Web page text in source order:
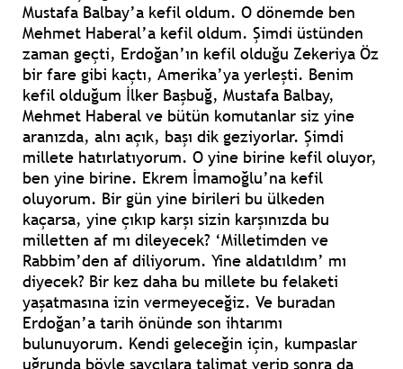
Mustafa Balbay’a kefil oldum. O dönemde ben
Mehmet Haberal’a kefil oldum. Şimdi üstünden
zaman geçti, Erdoğan’ın kefil olduğu Zekeriya Öz
bir fare gibi kaçtı, Amerika’ya yerleşti. Benim
kefil olduğum İlker Başbuğ, Mustafa Balbay,
Mehmet Haberal ve bütün komutanlar siz yine
aranızda, alnı açık, başı dik geziyorlar. Şimdi
millete hatırlatıyorum. O yine birine kefil oluyor,
ben yine birine. Ekrem İmamoğlu’na kefil
oluyorum. Bir gün yine birileri bu ülkeden
kaçarsa, yine çıkıp karşı sizin karşınızda bu
milletten af mı dileyecek? ‘Milletimden ve
Rabbim’den af diliyorum. Yine aldatıldım’ mı
diyecek? Bir kez daha bu millete bu felaketi
yaşatmasına izin vermeyeceğiz. Ve buradan
Erdoğan’a tarih önünde son ihtarımı
bulunuyorum. Kendi geleceğin için, kumpaslar
uğrunda böyle savcılara talimat verip sonra da